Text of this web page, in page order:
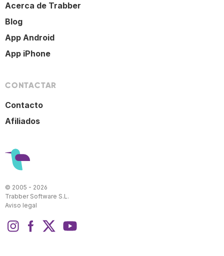
Acerca de Trabber
Blog
App Android
App iPhone
CONTACTAR
Contacto
Afiliados
© 2005 - 2026
Trabber Software S.L.
Aviso legal